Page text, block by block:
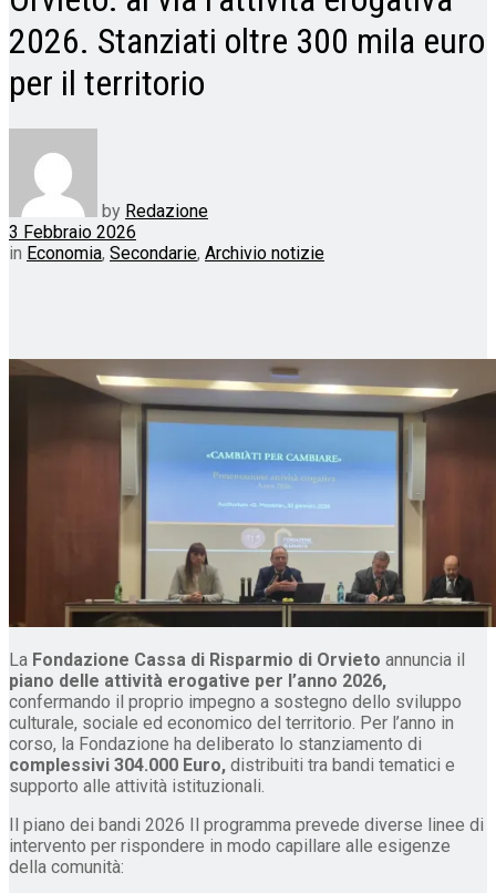
2026. Stanziati oltre 300 mila euro
per il territorio
by Redazione
3 Febbraio 2026
in Economia, Secondarie, Archivio notizie
La Fondazione Cassa di Risparmio di Orvieto annuncia il
piano delle attività erogative per l’anno 2026,
confermando il proprio impegno a sostegno dello sviluppo
culturale, sociale ed economico del territorio. Per l’anno in
corso, la Fondazione ha deliberato lo stanziamento di
complessivi 304.000 Euro, distribuiti tra bandi tematici e
supporto alle attività istituzionali.
Il piano dei bandi 2026 Il programma prevede diverse linee di
intervento per rispondere in modo capillare alle esigenze
della comunità: